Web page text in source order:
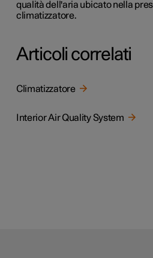
qualità dell'aria ubicato nella
climatizzatore.
Articoli correlati
Climatizzatore
Interior Air Quality System